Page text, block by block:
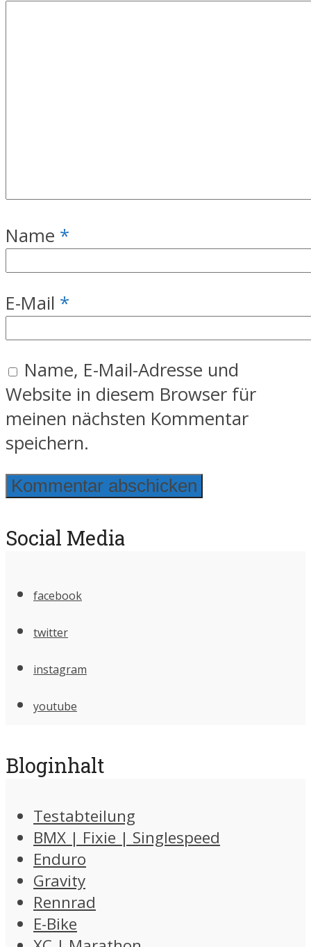
Name *
E-Mail *
Name, E-Mail-Adresse und
Website in diesem Browser für
meinen nächsten Kommentar
speichern.
Social Media
facebook
twitter
instagram
youtube
Bloginhalt
Testabteilung
BMX | Fixie | Singlespeed
Enduro
Gravity
Rennrad
E-Bike